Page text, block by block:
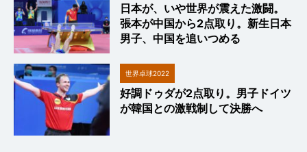
日本が、いや世界が震えた激闘。
張本が中国から2点取り。新生日本
男子、中国を追いつめる
世界卓球2022
好調ドゥダが2点取り。男子ドイツ
が韓国との激戦制して決勝へ